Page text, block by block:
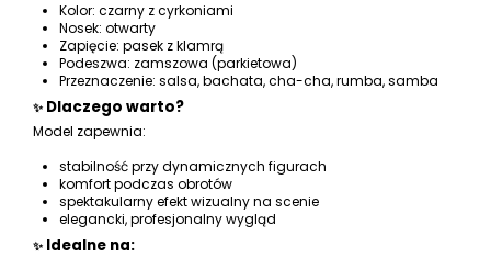
Kolor: czarny z cyrkoniami
Nosek: otwarty
Zapięcie: pasek z klamrą
Podeszwa: zamszowa (parkietowa)
Przeznaczenie: salsa, bachata, cha-cha, rumba, samba
✨ Dlaczego warto?
Model zapewnia:
stabilność przy dynamicznych figurach
komfort podczas obrotów
spektakularny efekt wizualny na scenie
elegancki, profesjonalny wygląd
✨ Idealne na: